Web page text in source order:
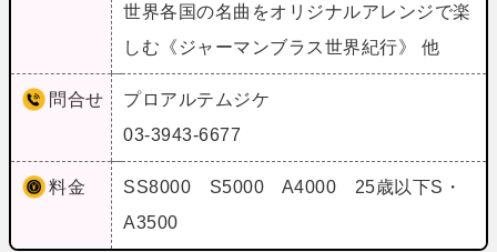
世界各国の名曲をオリジナルアレンジで楽
しむ《ジャーマンブラス世界紀行》 他
問合せ
プロアルテムジケ
03-3943-6677
料金
SS8000 S5000 A4000 25歳以下S・
A3500